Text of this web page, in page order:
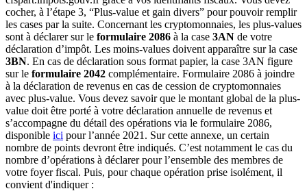
cocher, à l’étape 3, “Plus-value et gain divers” pour pouvoir remplir
les cases par la suite. Concernant les cryptomonnaies, les plus-values
sont à déclarer sur le formulaire 2086 à la case 3AN de votre
déclaration d’impôt. Les moins-values doivent apparaître sur la case
3BN. En cas de déclaration sous format papier, la case 3AN figure
sur le formulaire 2042 complémentaire. Formulaire 2086 à joindre
à la déclaration de revenus en cas de cession de cryptomonnaies
avec plus-value. Vous devez savoir que le montant global de la plus-
value doit être porté à votre déclaration annuelle de revenus et
s’accompagne du détail des opérations via le formulaire 2086,
disponible ici pour l’année 2021. Sur cette annexe, un certain
nombre de points devront être indiqués. C’est notamment le cas du
nombre d’opérations à déclarer pour l’ensemble des membres de
votre foyer fiscal. Puis, pour chaque opération prise isolément, il
convient d'indiquer :